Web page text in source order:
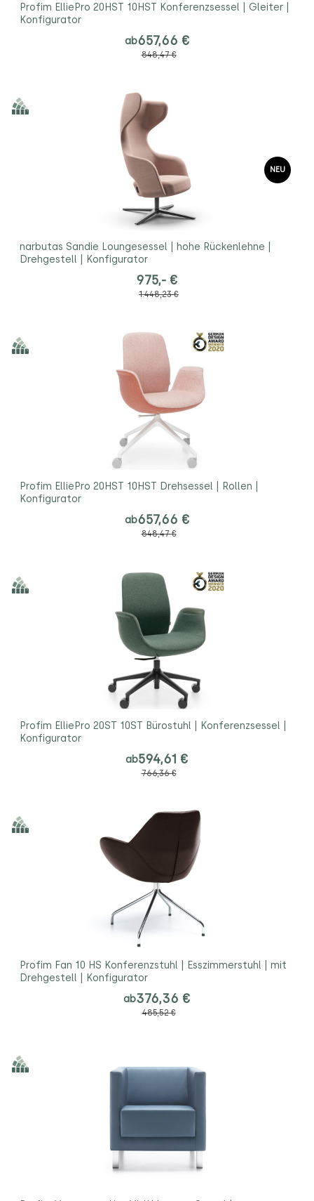
Profim ElliePro 20HST 10HST Konferenzsessel | Gleiter |
Konfigurator
ab657,66 €
848,47 €
NEU
narbutas Sandie Loungesessel | hohe Rückenlehne |
Drehgestell | Konfigurator
975,- €
1.448,23 €
Profim ElliePro 20HST 10HST Drehsessel | Rollen |
Konfigurator
ab657,66 €
848,47 €
Profim ElliePro 20ST 10ST Bürostuhl | Konferenzsessel |
Konfigurator
ab594,61 €
766,36 €
Profim Fan 10 HS Konferenzstuhl | Esszimmerstuhl | mit
Drehgestell | Konfigurator
ab376,36 €
485,52 €